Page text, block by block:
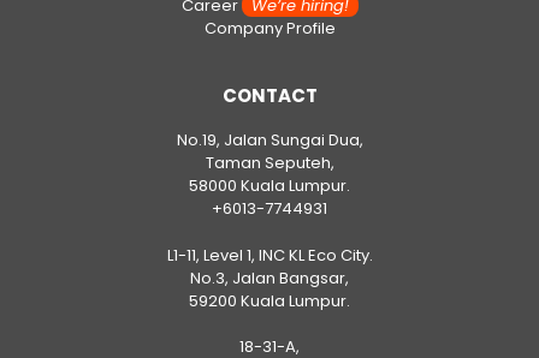
CareerWe’re hiring!
Company Profile
CONTACT
No.19, Jalan Sungai Dua,
Taman Seputeh,
58000 Kuala Lumpur.
+6013-7744931
L1-11, Level 1, INC KL Eco City.
No.3, Jalan Bangsar,
59200 Kuala Lumpur.
18-31-A,